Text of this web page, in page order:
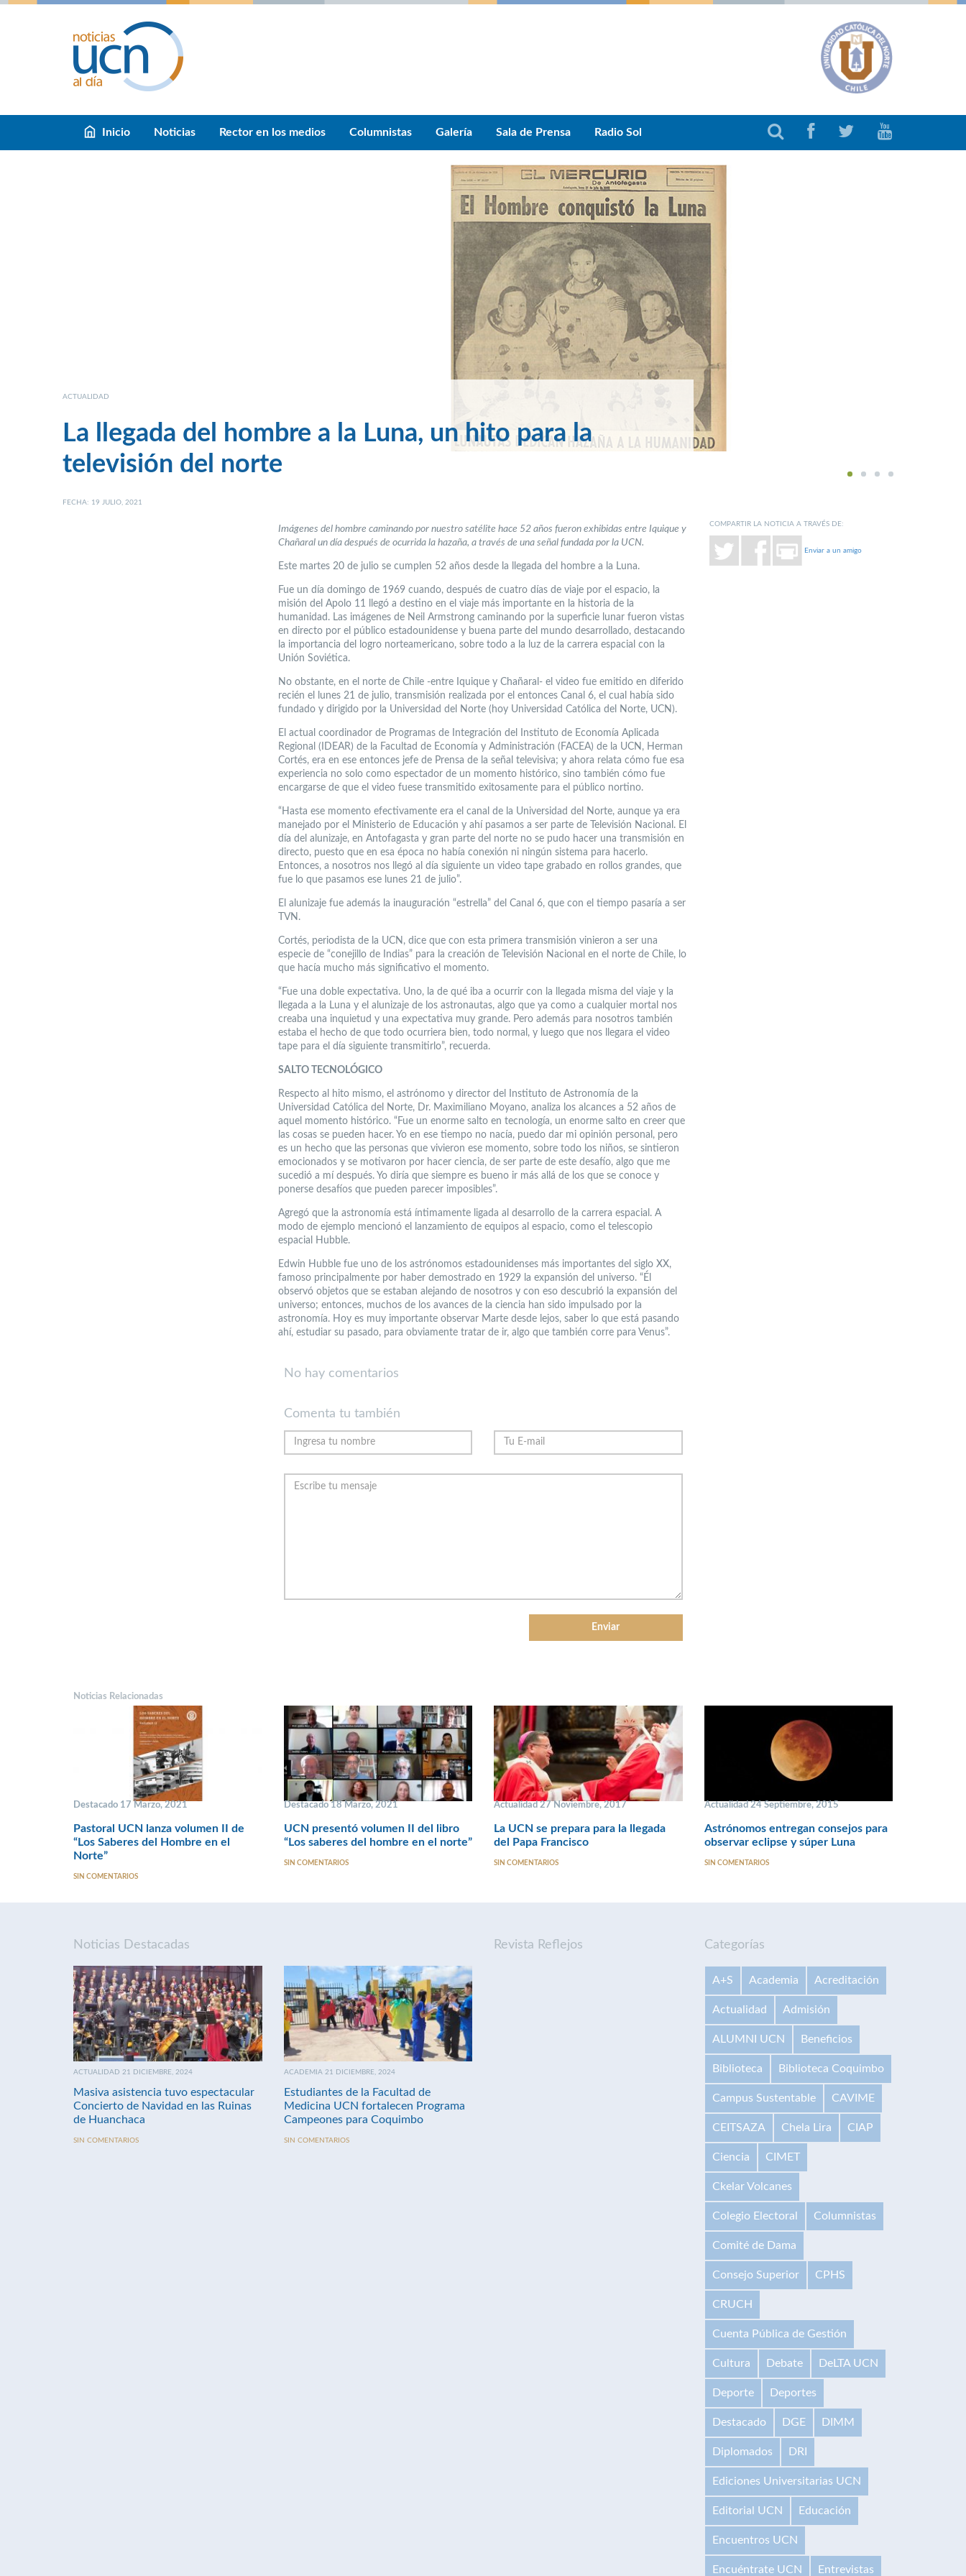
Inicio Noticias Rector en los medios Columnistas Galería Sala de Prensa Radio Sol
1 2 3 4
ACTUALIDAD
La llegada del hombre a la Luna, un hito para la
televisión del norte
FECHA: 19 JULIO, 2021
Imágenes del hombre caminando por nuestro satélite hace 52 años fueron exhibidas entre Iquique y
Chañaral un día después de ocurrida la hazaña, a través de una señal fundada por la UCN.
Este martes 20 de julio se cumplen 52 años desde la llegada del hombre a la Luna.
Fue un día domingo de 1969 cuando, después de cuatro días de viaje por el espacio, la
misión del Apolo 11 llegó a destino en el viaje más importante en la historia de la
humanidad. Las imágenes de Neil Armstrong caminando por la superficie lunar fueron vistas
en directo por el público estadounidense y buena parte del mundo desarrollado, destacando
la importancia del logro norteamericano, sobre todo a la luz de la carrera espacial con la
Unión Soviética.
No obstante, en el norte de Chile -entre Iquique y Chañaral- el video fue emitido en diferido
recién el lunes 21 de julio, transmisión realizada por el entonces Canal 6, el cual había sido
fundado y dirigido por la Universidad del Norte (hoy Universidad Católica del Norte, UCN).
El actual coordinador de Programas de Integración del Instituto de Economía Aplicada
Regional (IDEAR) de la Facultad de Economía y Administración (FACEA) de la UCN, Herman
Cortés, era en ese entonces jefe de Prensa de la señal televisiva; y ahora relata cómo fue esa
experiencia no solo como espectador de un momento histórico, sino también cómo fue
encargarse de que el video fuese transmitido exitosamente para el público nortino.
“Hasta ese momento efectivamente era el canal de la Universidad del Norte, aunque ya era
manejado por el Ministerio de Educación y ahí pasamos a ser parte de Televisión Nacional. El
día del alunizaje, en Antofagasta y gran parte del norte no se pudo hacer una transmisión en
directo, puesto que en esa época no había conexión ni ningún sistema para hacerlo.
Entonces, a nosotros nos llegó al día siguiente un video tape grabado en rollos grandes, que
fue lo que pasamos ese lunes 21 de julio”.
El alunizaje fue además la inauguración “estrella” del Canal 6, que con el tiempo pasaría a ser
TVN.
Cortés, periodista de la UCN, dice que con esta primera transmisión vinieron a ser una
especie de “conejillo de Indias” para la creación de Televisión Nacional en el norte de Chile, lo
que hacía mucho más significativo el momento.
“Fue una doble expectativa. Uno, la de qué iba a ocurrir con la llegada misma del viaje y la
llegada a la Luna y el alunizaje de los astronautas, algo que ya como a cualquier mortal nos
creaba una inquietud y una expectativa muy grande. Pero además para nosotros también
estaba el hecho de que todo ocurriera bien, todo normal, y luego que nos llegara el video
tape para el día siguiente transmitirlo”, recuerda.
SALTO TECNOLÓGICO
Respecto al hito mismo, el astrónomo y director del Instituto de Astronomía de la
Universidad Católica del Norte, Dr. Maximiliano Moyano, analiza los alcances a 52 años de
aquel momento histórico. “Fue un enorme salto en tecnología, un enorme salto en creer que
las cosas se pueden hacer. Yo en ese tiempo no nacía, puedo dar mi opinión personal, pero
es un hecho que las personas que vivieron ese momento, sobre todo los niños, se sintieron
emocionados y se motivaron por hacer ciencia, de ser parte de este desafío, algo que me
sucedió a mí después. Yo diría que siempre es bueno ir más allá de los que se conoce y
ponerse desafíos que pueden parecer imposibles”.
Agregó que la astronomía está íntimamente ligada al desarrollo de la carrera espacial. A
modo de ejemplo mencionó el lanzamiento de equipos al espacio, como el telescopio
espacial Hubble.
Edwin Hubble fue uno de los astrónomos estadounidenses más importantes del siglo XX,
famoso principalmente por haber demostrado en 1929 la expansión del universo. “Él
observó objetos que se estaban alejando de nosotros y con eso descubrió la expansión del
universo; entonces, muchos de los avances de la ciencia han sido impulsado por la
astronomía. Hoy es muy importante observar Marte desde lejos, saber lo que está pasando
ahí, estudiar su pasado, para obviamente tratar de ir, algo que también corre para Venus”.
COMPARTIR LA NOTICIA A TRAVÉS DE:
Enviar a un amigo
No hay comentarios
Comenta tu también
Noticias Relacionadas
Destacado 17 Marzo, 2021
Pastoral UCN lanza volumen II de
“Los Saberes del Hombre en el
Norte”
SIN COMENTARIOS
Destacado 18 Marzo, 2021
UCN presentó volumen II del libro
“Los saberes del hombre en el norte”
SIN COMENTARIOS
Actualidad 27 Noviembre, 2017
La UCN se prepara para la llegada
del Papa Francisco
SIN COMENTARIOS
Actualidad 24 Septiembre, 2015
Astrónomos entregan consejos para
observar eclipse y súper Luna
SIN COMENTARIOS
Noticias Destacadas
ACTUALIDAD 21 DICIEMBRE, 2024
Masiva asistencia tuvo espectacular
Concierto de Navidad en las Ruinas
de Huanchaca
SIN COMENTARIOS
ACADEMIA 21 DICIEMBRE, 2024
Estudiantes de la Facultad de
Medicina UCN fortalecen Programa
Campeones para Coquimbo
SIN COMENTARIOS
Revista Reflejos Categorías
A+S Academia Acreditación
Actualidad Admisión
ALUMNI UCN Beneficios
Biblioteca Biblioteca Coquimbo
Campus Sustentable CAVIME
CEITSAZA Chela Lira CIAP
Ciencia CIMET
Ckelar Volcanes
Colegio Electoral Columnistas
Comité de Dama
Consejo Superior CPHS
CRUCH
Cuenta Pública de Gestión
Cultura Debate DeLTA UCN
Deporte Deportes
Destacado DGE DIMM
Diplomados DRI
Ediciones Universitarias UCN
Editorial UCN Educación
Encuentros UCN
Encuéntrate UCN Entrevistas